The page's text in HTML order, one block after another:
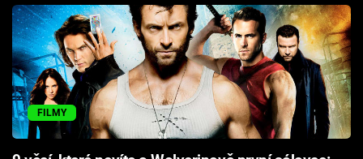
Sledujte prima+
Přihlášení
Sledujte nás
FILMY